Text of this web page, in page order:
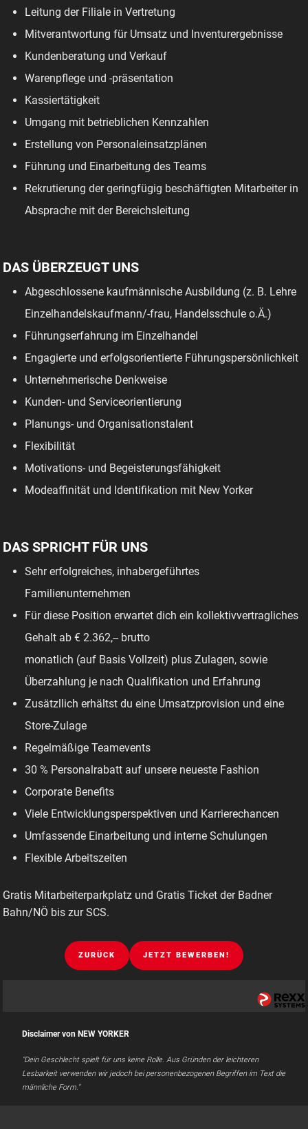
Leitung der Filiale in Vertretung
Mitverantwortung für Umsatz und Inventurergebnisse
Kundenberatung und Verkauf
Warenpflege und -präsentation
Kassiertätigkeit
Umgang mit betrieblichen Kennzahlen
Erstellung von Personaleinsatzplänen
Führung und Einarbeitung des Teams
Rekrutierung der geringfügig beschäftigten Mitarbeiter in
Absprache mit der Bereichsleitung
DAS ÜBERZEUGT UNS
Abgeschlossene kaufmännische Ausbildung (z. B. Lehre
Einzelhandelskaufmann/-frau, Handelsschule o.Ä.)
Führungserfahrung im Einzelhandel
Engagierte und erfolgsorientierte Führungspersönlichkeit
Unternehmerische Denkweise
Kunden- und Serviceorientierung
Planungs- und Organisationstalent
Flexibilität
Motivations- und Begeisterungsfähigkeit
Modeaffinität und Identifikation mit New Yorker
DAS SPRICHT FÜR UNS
Sehr erfolgreiches, inhabergeführtes
Familienunternehmen
Für diese Position erwartet dich ein kollektivvertragliches
Gehalt ab € 2.362,-- brutto
monatlich (auf Basis Vollzeit) plus Zulagen, sowie
Überzahlung je nach Qualifikation und Erfahrung
Zusätzllich erhältst du eine Umsatzprovision und eine
Store-Zulage
Regelmäßige Teamevents
30 % Personalrabatt auf unsere neueste Fashion
Corporate Benefits
Viele Entwicklungsperspektiven und Karrierechancen
Umfassende Einarbeitung und interne Schulungen
Flexible Arbeitszeiten
Gratis Mitarbeiterparkplatz und Gratis Ticket der Badner
Bahn/NÖ bis zur SCS.
ZURÜCK JETZT BEWERBEN!
Disclaimer von NEW YORKER
"Dein Geschlecht spielt für uns keine Rolle. Aus Gründen der leichteren
Lesbarkeit verwenden wir jedoch bei personenbezogenen Begriffen im Text die
männliche Form."